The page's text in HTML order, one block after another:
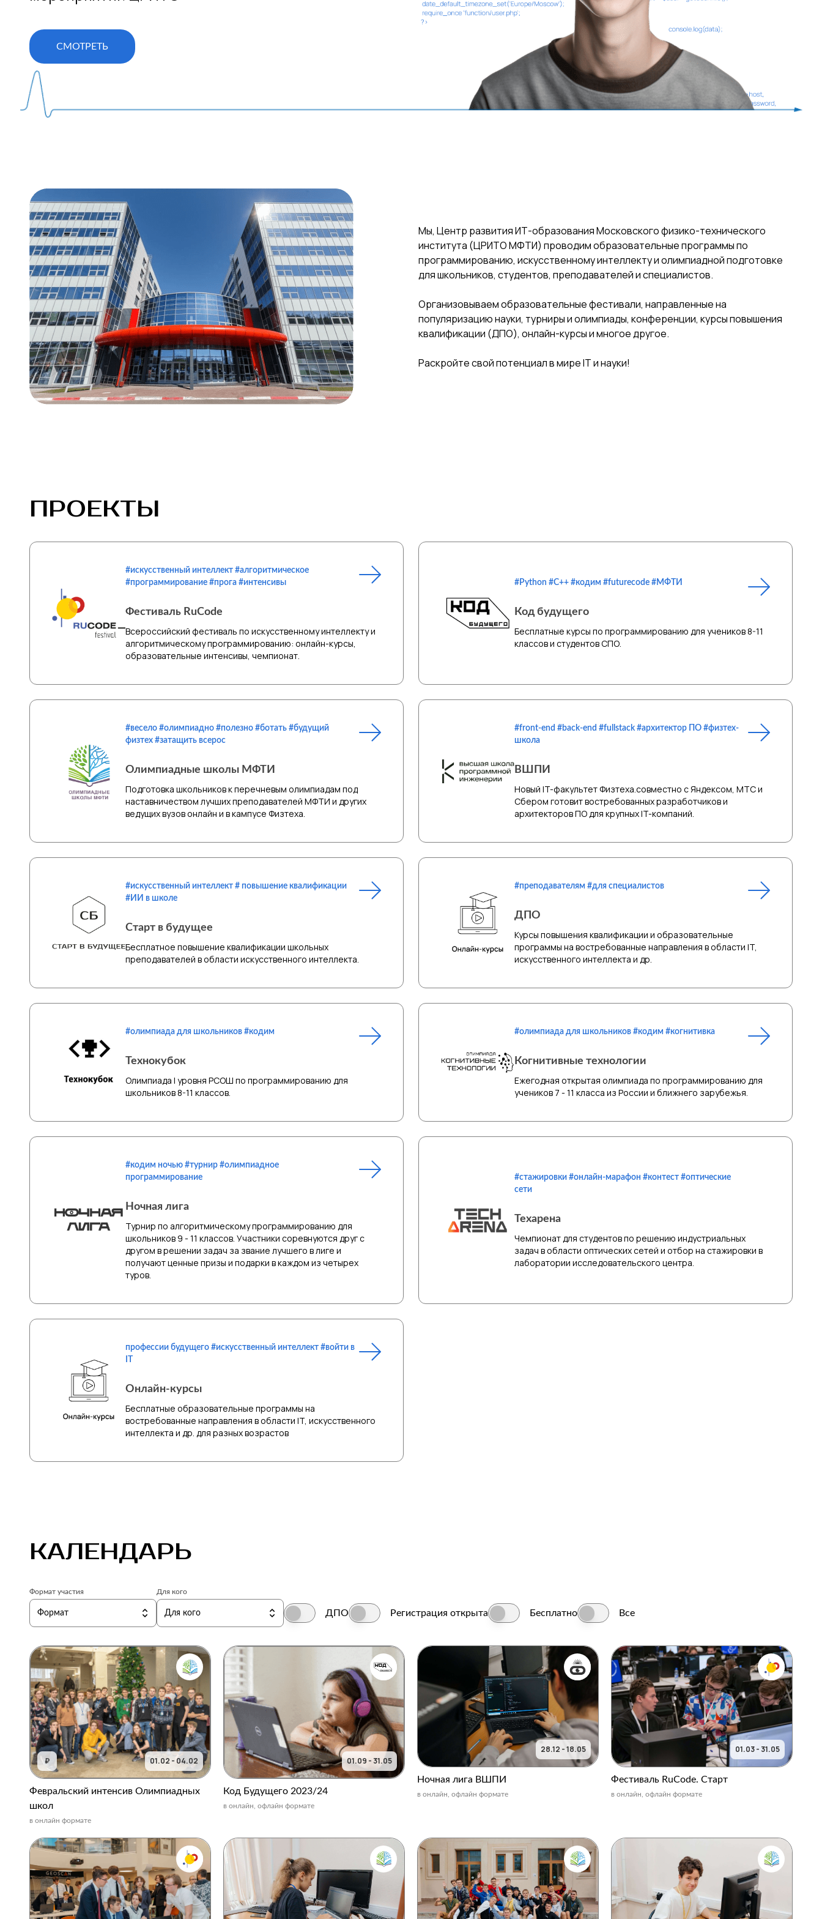
СМОТРЕТЬ
Мы, Центр развития ИТ-образования Московского физико-технического
института (ЦРИТО МФТИ) проводим образовательные программы по
программированию, искусственному интеллекту и олимпиадной подготовке
для школьников, студентов, преподавателей и специалистов.
Организовываем образовательные фестивали, направленные на
популяризацию науки, турниры и олимпиады, конференции, курсы повышения
квалификации (ДПО), онлайн-курсы и многое другое.
Раскройте свой потенциал в мире IT и науки!
ПРОЕКТЫ
#искусственный интеллект #алгоритмическое
#программирование #прога #интенсивы
Фестиваль RuCode
Всероссийский фестиваль по искусственному интеллекту и
алгоритмическому программированию: онлайн-курсы,
образовательные интенсивы, чемпионат.
#Python #C++ #кодим #futurecode #МФТИ
Код будущего
Бесплатные курсы по программированию для учеников 8-11
классов и студентов СПО.
#весело #олимпиадно #полезно #ботать #будущий
физтех #затащить всерос
Олимпиадные школы МФТИ
Подготовка школьников к перечневым олимпиадам под
наставничеством лучших преподавателей МФТИ и других
ведущих вузов онлайн и в кампусе Физтеха.
#front-end #back-end #fullstack #архитектор ПО #физтех-
школа
ВШПИ
Новый IT-факультет Физтеха.совместно с Яндексом, МТС и
Сбером готовит востребованных разработчиков и
архитекторов ПО для крупных IT-компаний.
#искусственный интеллект # повышение квалификации
#ИИ в школе
Старт в будущее
Бесплатное повышение квалификации школьных
преподавателей в области искусственного интеллекта.
#преподавателям #для специалистов
ДПО
Курсы повышения квалификации и образовательные
программы на востребованные направления в области IT,
искусственного интеллекта и др.
#олимпиада для школьников #кодим
Технокубок
Олимпиада I уровня РСОШ по программированию для
школьников 8-11 классов.
#олимпиада для школьников #кодим #когнитивка
Когнитивные технологии
Ежегодная открытая олимпиада по программированию для
учеников 7 - 11 класса из России и ближнего зарубежья.
#кодим ночью #турнир #олимпиадное
программирование
Ночная лига
Турнир по алгоритмическому программированию для
школьников 9 - 11 классов. Участники соревнуются друг с
другом в решении задач за звание лучшего в лиге и
получают ценные призы и подарки в каждом из четырех
туров.
#стажировки #онлайн-марафон #контест #оптические
сети
Техарена
Чемпионат для студентов по решению индустриальных
задач в области оптических сетей и отбор на стажировки в
лаборатории исследовательского центра.
профессии будущего #искусственный интеллект #войти в
Онлайн-курсы
Бесплатные образовательные программы на
востребованные направления в области IT, искусственного
интеллекта и др. для разных возрастов
КАЛЕНДАРЬ
Формат участия
Формат
Для кого
Для кого
ДПО
ДПО
Регистрация открыта
Регистрация открыта
Бесплатно
Бесплатно
Все
Все
01.02 - 04.02
₽
Февральский интенсив Олимпиадных
школ
в онлайн формате
01.09 - 31.05
Код Будущего 2023/24
в онлайн, офлайн формате
28.12 - 18.05
Ночная лига ВШПИ
в онлайн, офлайн формате
01.03 - 31.05
Фестиваль RuCode. Старт
в онлайн, офлайн формате